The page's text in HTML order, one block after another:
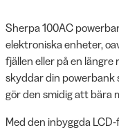
Sherpa 100AC
elektroniska enheter,
fjällen eller på en
skyddar din powerbank
gör den smidig att bära
Med den inbyggda